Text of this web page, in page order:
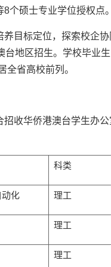
个硕士专业学位授权点。
目标定位，探索校企
地区招生。学校毕业
全省高校前列。
收华侨港澳台学生办
科类
化 理工
理工
理工